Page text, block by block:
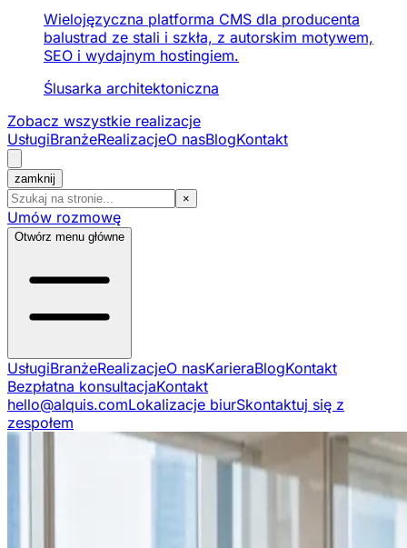
Wielojęzyczna platforma CMS dla producenta
balustrad ze stali i szkła, z autorskim motywem,
SEO i wydajnym hostingiem.
Ślusarka architektoniczna
Zobacz wszystkie realizacje
UsługiBranżeRealizacjeO nasBlogKontakt
zamknij
×
Umów rozmowę
Otwórz menu główne
UsługiBranżeRealizacjeO nasKarieraBlogKontakt
Bezpłatna konsultacjaKontakt
hello@alquis.comLokalizacje biurSkontaktuj się z
zespołem